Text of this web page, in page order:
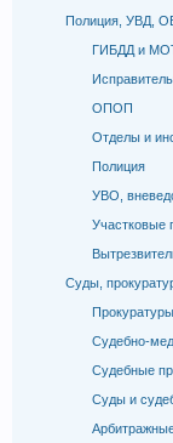
Полиция, УВД,
ГИБДД и
ОПОП
Отделы и
Полиция
УВО,
Участковые
Суды,
Судебно-
Судебные
Суды и